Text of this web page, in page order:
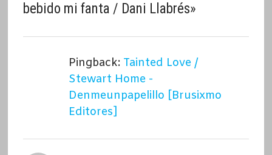
bebido mi fanta / Dani Llabrés»
Pingback: Tainted Love /
Stewart Home -
Denmeunpapelillo [Brusixmo
Editores]